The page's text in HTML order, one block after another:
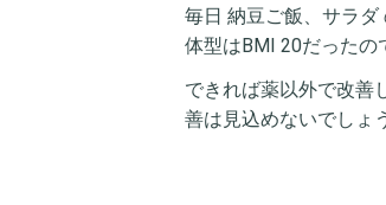
毎日 納豆ご飯、サラダ
体型はBMI 20だったの
できれば薬以外で改善
善は見込めないでしょ